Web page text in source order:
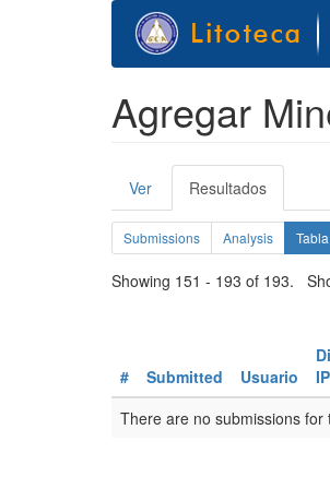
Agregar
Solapas
principales
Ver Resultados
activa)
Solapas
secundarias
Submissions Analysis Tabla
Showing 151 - 193 of 193.
# Submitted Usuario
IP
There are no submissions for